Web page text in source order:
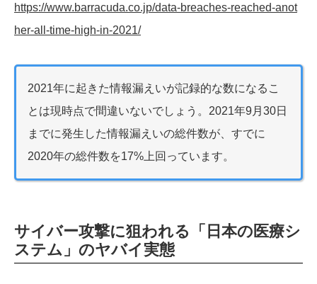
https://www.barracuda.co.jp/data-breaches-reached-anot
her-all-time-high-in-2021/
2021年に起きた情報漏えいが記録的な数になるこ
とは現時点で間違いないでしょう。2021年9月30日
までに発生した情報漏えいの総件数が、すでに
2020年の総件数を17%上回っています。
サイバー攻撃に狙われる「日本の医療シ
ステム」のヤバイ実態